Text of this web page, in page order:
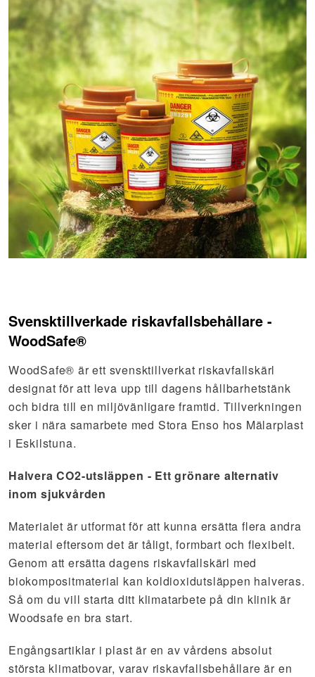
Svensktillverkade riskavfallsbehållare -
WoodSafe®
WoodSafe® är ett svensktillverkat riskavfallskärl
designat för att leva upp till dagens hållbarhetstänk
och bidra till en miljövänligare framtid. Tillverkningen
sker i nära samarbete med Stora Enso hos Mälarplast
i Eskilstuna.
Halvera CO2-utsläppen - Ett grönare alternativ
inom sjukvården
Materialet är utformat för att kunna ersätta flera andra
material eftersom det är tåligt, formbart och flexibelt.
Genom att ersätta dagens riskavfallskärl med
biokompositmaterial kan koldioxidutsläppen halveras.
Så om du vill starta ditt klimatarbete på din klinik är
Woodsafe en bra start.
Engångsartiklar i plast är en av vårdens absolut
största klimatbovar, varav riskavfallsbehållare är en